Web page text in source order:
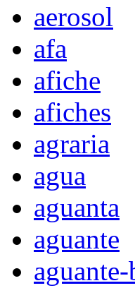
aerosol
afa
afiche
afiches
agraria
agua
aguanta
aguante